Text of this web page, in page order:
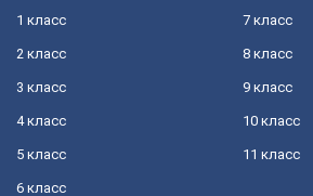
1 класс
2 класс
3 класс
4 класс
5 класс
6 класс
7 класс
8 класс
9 класс
10 класс
11 класс